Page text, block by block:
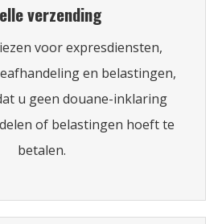
verzending
voor expresdiensten,
en belastingen,
u geen douane-inklaring
of belastingen hoeft te
betalen.